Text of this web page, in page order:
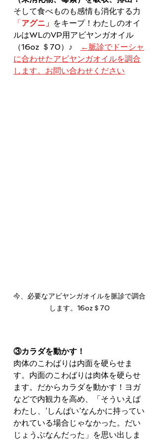
そして食べものも感情も消化する力
「アグニ」 をキープ！わたしのオイ
ルはWLのVP用アビヤンガオイル
（16oz ＄70）♪
←脈診でドーシャ
に合わせたアビヤンガオイルを調合
します。お問い合わせください
今、必要なアビヤンガオイルを脈診で調合
します。16oz＄70
③カラダを動かす！
肉体のこわばりは内面を硬らせま
す。内面のこわばりは肉体を硬らせ
ます。だからカラダを動かす！ヨガ
などで内観力を高め、「そういえば
わたし、’しんぱい’なんかに持ってい
かれている場合じゃなかった。だい
じょうぶなんだった」を思い出しま